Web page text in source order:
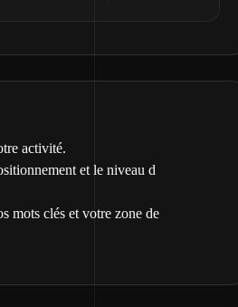
activité.
et le niveau d
mots clés et votre zone de